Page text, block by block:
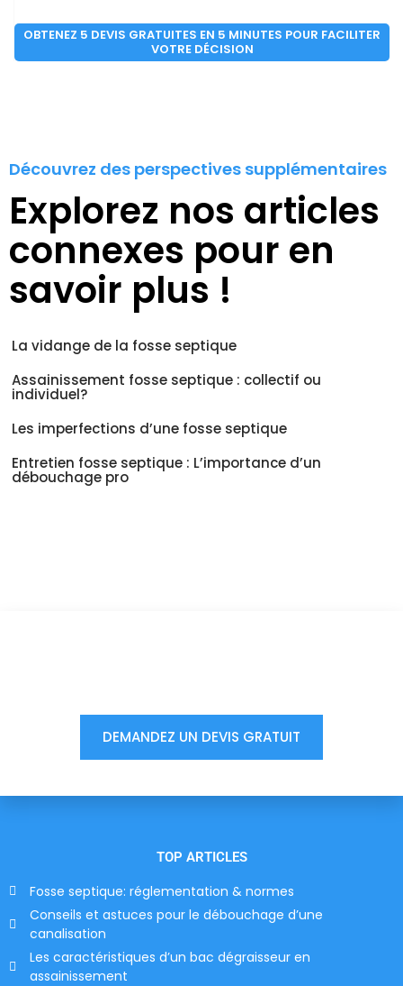
OBTENEZ 5 DEVIS GRATUITES EN 5 MINUTES POUR FACILITER
VOTRE DÉCISION
Découvrez des perspectives supplémentaires
Explorez nos articles
connexes pour en
savoir plus !
La vidange de la fosse septique
Assainissement fosse septique : collectif ou
individuel?
Les imperfections d’une fosse septique
Entretien fosse septique : L’importance d’un
débouchage pro
DEMANDEZ UN DEVIS GRATUIT
TOP ARTICLES
Fosse septique: réglementation & normes
Conseils et astuces pour le débouchage d’une
canalisation
Les caractéristiques d’un bac dégraisseur en
assainissement